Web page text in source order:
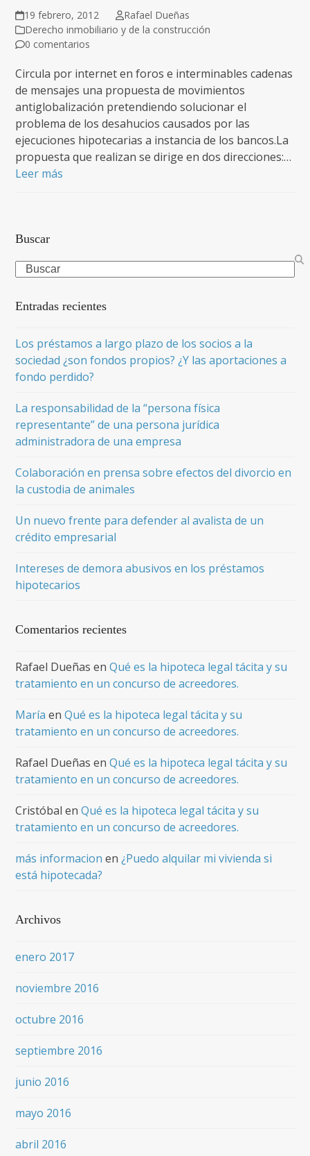
19 febrero, 2012
Rafael Dueñas
Derecho inmobiliario y de la construcción
0 comentarios
Circula por internet en foros e interminables cadenas
de mensajes una propuesta de movimientos
antiglobalización pretendiendo solucionar el
problema de los desahucios causados por las
ejecuciones hipotecarias a instancia de los bancos.La
propuesta que realizan se dirige en dos direcciones:…
Leer más
Buscar
Search
Entradas recientes
Los préstamos a largo plazo de los socios a la
sociedad ¿son fondos propios? ¿Y las aportaciones a
fondo perdido?
La responsabilidad de la “persona física
representante” de una persona jurídica
administradora de una empresa
Colaboración en prensa sobre efectos del divorcio en
la custodia de animales
Un nuevo frente para defender al avalista de un
crédito empresarial
Intereses de demora abusivos en los préstamos
hipotecarios
Comentarios recientes
Rafael Dueñas enQué es la hipoteca legal tácita y su
tratamiento en un concurso de acreedores.
María enQué es la hipoteca legal tácita y su
tratamiento en un concurso de acreedores.
Rafael Dueñas enQué es la hipoteca legal tácita y su
tratamiento en un concurso de acreedores.
Cristóbal enQué es la hipoteca legal tácita y su
tratamiento en un concurso de acreedores.
más informacion en¿Puedo alquilar mi vivienda si
está hipotecada?
Archivos
enero 2017
noviembre 2016
octubre 2016
septiembre 2016
junio 2016
mayo 2016
abril 2016